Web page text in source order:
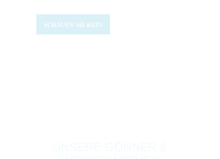
SCHAUEN SIE REIN